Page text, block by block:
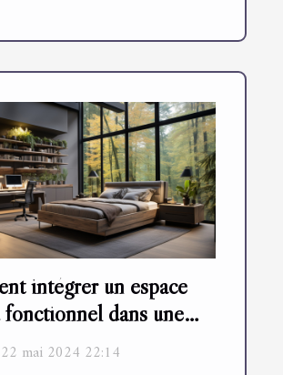
intégrer un espace
fonctionnel dans une
parentale
mai 2024 22:14